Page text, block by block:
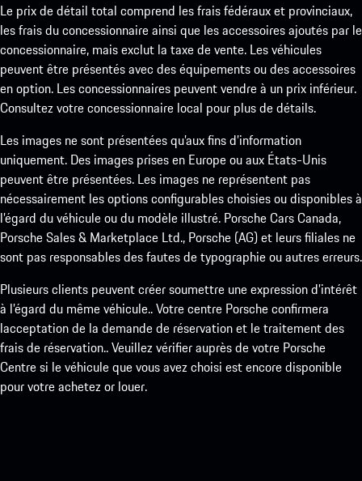
Le prix de détail total comprend les frais fédéraux et provinciaux,
les frais du concessionnaire ainsi que les accessoires ajoutés par le
concessionnaire, mais exclut la taxe de vente. Les véhicules
peuvent être présentés avec des équipements ou des accessoires
en option. Les concessionnaires peuvent vendre à un prix inférieur.
Consultez votre concessionnaire local pour plus de détails.
Les images ne sont présentées qu’aux fins d’information
uniquement. Des images prises en Europe ou aux États-Unis
peuvent être présentées. Les images ne représentent pas
nécessairement les options configurables choisies ou disponibles à
l’égard du véhicule ou du modèle illustré. Porsche Cars Canada,
Porsche Sales & Marketplace Ltd., Porsche (AG) et leurs filiales ne
sont pas responsables des fautes de typographie ou autres erreurs.
Plusieurs clients peuvent créer soumettre une expression d’intérêt
à l’égard du même véhicule.. Votre centre Porsche confirmera
lacceptation de la demande de réservation et le traitement des
frais de réservation.. Veuillez vérifier auprès de votre Porsche
Centre si le véhicule que vous avez choisi est encore disponible
pour votre achetez or louer.